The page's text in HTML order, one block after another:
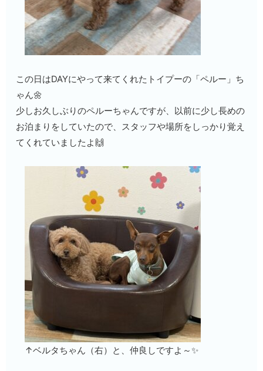
この日はDAYにやって来てくれたトイプーの「ペルー」ち
ゃん🌼
少しお久しぶりのペルーちゃんですが、以前に少し長めの
お泊まりをしていたので、スタッフや場所をしっかり覚え
てくれていましたよ🙌
↑ベルタちゃん（右）と、仲良しですよ～✨